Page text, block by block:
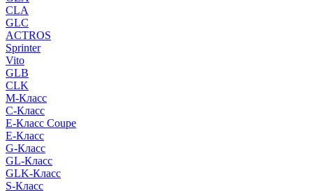
CLA
GLC
ACTROS
Sprinter
Vito
GLB
CLK
M-Класс
C-Класс
E-Класс Coupe
E-Класс
G-Класс
GL-Класс
GLK-Класс
S-Класс